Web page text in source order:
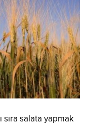
sıra salata yapmak